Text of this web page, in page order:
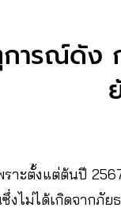
ารณ์ดัง
ราะตั้งแต่ต้นปี
งไม่ได้เกิดจากภั